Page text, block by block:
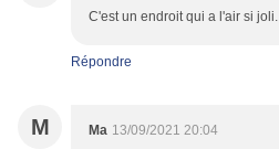
C'est un endroit qui a l'air si joli.
Répondre
M Ma 13/09/2021 20:04